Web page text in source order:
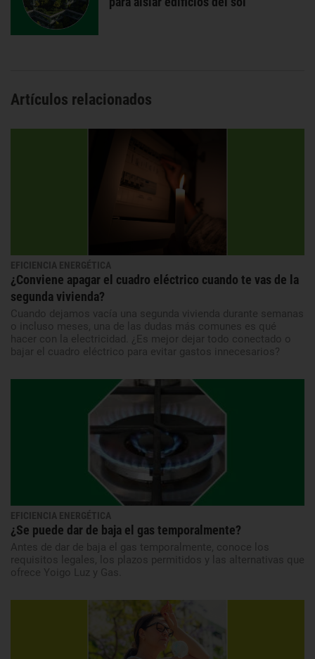
Artículos relacionados
EFICIENCIA ENERGÉTICA
¿Conviene apagar el cuadro eléctrico cuando te vas de la
segunda vivienda?
Cuando dejamos vacía una segunda vivienda durante semanas
o incluso meses, una de las dudas más comunes es qué
hacer con la electricidad. ¿Es mejor dejar todo conectado o
bajar el cuadro eléctrico para evitar gastos innecesarios?
EFICIENCIA ENERGÉTICA
¿Se puede dar de baja el gas temporalmente?
Antes de dar de baja el gas temporalmente, conoce los
requisitos legales, los plazos permitidos y las alternativas que
ofrece Yoigo Luz y Gas.